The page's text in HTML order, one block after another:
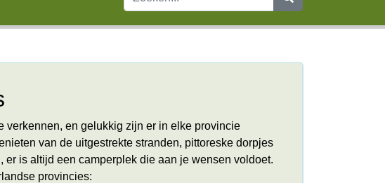
verkennen, en gelukkig zijn er in elke provincie
van de uitgestrekte stranden, pittoreske dorpjes
is altijd een camperplek die aan je wensen voldoet.
provincies: